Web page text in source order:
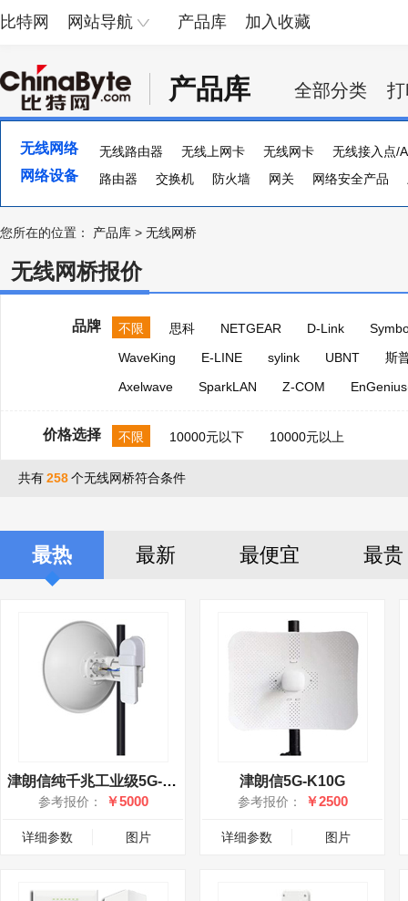
比特网 网站导航 产品库 加入收藏
产品库 全部分类
无线网络 无线路由器 无线上网卡 无线网卡 无线接入点/
网络设备 路由器 交换机 防火墙 网关 网络安全产品
流量计
集线器 ADSL 多串口卡
负载均衡器
您所在的位置： 产品库 > 无线网桥
无线网桥报价
品牌 不限 思科 NETGEAR D-Link
WaveKing
E-LINE sylink UBNT
斯
Axelwave
SparkLAN Z-COM
价格选择 不限 10000元以下 10000元以上
共有258个无线网桥符合条件
最热 最新 最便宜 最贵
津朗信纯千兆工业级5G-N-K20G
参考报价： ￥5000
详细参数 图片
津朗信5G-K10G
参考报价： ￥2500
详细参数 图片